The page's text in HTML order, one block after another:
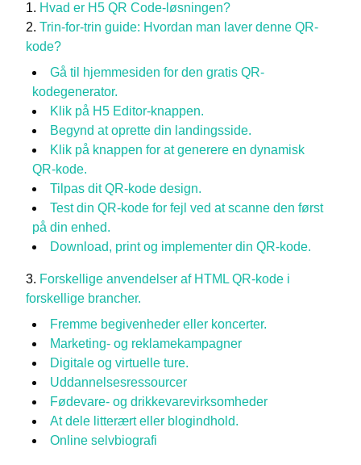
Hvad er H5 QR Code-løsningen?
Trin-for-trin guide: Hvordan man laver denne QR-
kode?
Gå til hjemmesiden for den gratis QR-
kodegenerator.
Klik på H5 Editor-knappen.
Begynd at oprette din landingsside.
Klik på knappen for at generere en dynamisk
QR-kode.
Tilpas dit QR-kode design.
Test din QR-kode for fejl ved at scanne den først
på din enhed.
Download, print og implementer din QR-kode.
Forskellige anvendelser af HTML QR-kode i
forskellige brancher.
Fremme begivenheder eller koncerter.
Marketing- og reklamekampagner
Digitale og virtuelle ture.
Uddannelsesressourcer
Fødevare- og drikkevarevirksomheder
At dele litterært eller blogindhold.
Online selvbiografi